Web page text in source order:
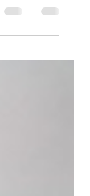
ומנגד
חוסר